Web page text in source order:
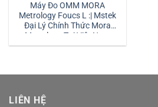
Máy Đo OMM MORA
Metrology Foucs L :| Mstek
Đại Lý Chính Thức Mora
Metrology Tại Việt Nam
LIÊN HỆ